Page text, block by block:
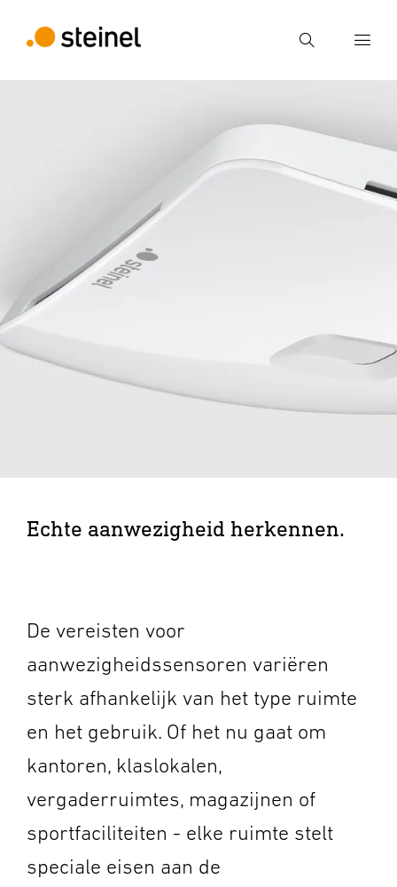
Zoek
Echte aanwezigheid herkennen.
De vereisten voor
aanwezigheidssensoren variëren
sterk afhankelijk van het type ruimte
en het gebruik. Of het nu gaat om
kantoren, klaslokalen,
vergaderruimtes, magazijnen of
sportfaciliteiten - elke ruimte stelt
speciale eisen aan de